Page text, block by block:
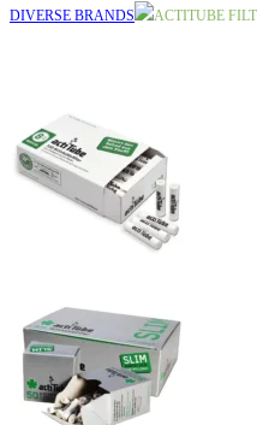
DIVERSE BRANDS
ACTITUBE